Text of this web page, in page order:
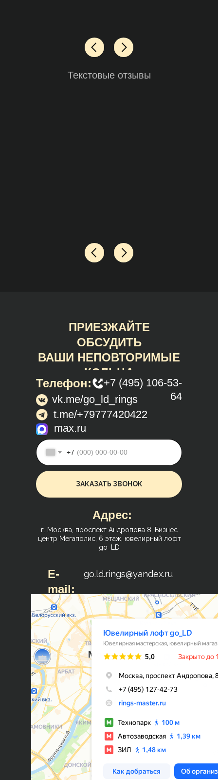
Текстовые отзывы
ПРИЕЗЖАЙТЕ
ОБСУДИТЬ
ВАШИ НЕПОВТОРИМЫЕ
КОЛЬЦА
Телефон:
+7 (495) 106-53-
64
vk.me/go_ld_rings
Адрес:
г. Москва, проспект Андропова 8, Бизнес
центр Мегаполис, 6 этаж, ювелирный лофт
go_LD
E-
mail:
go.ld.rings@yandex.ru
t.me/+79777420422
max.ru
+7
ЗАКАЗАТЬ ЗВОНОК